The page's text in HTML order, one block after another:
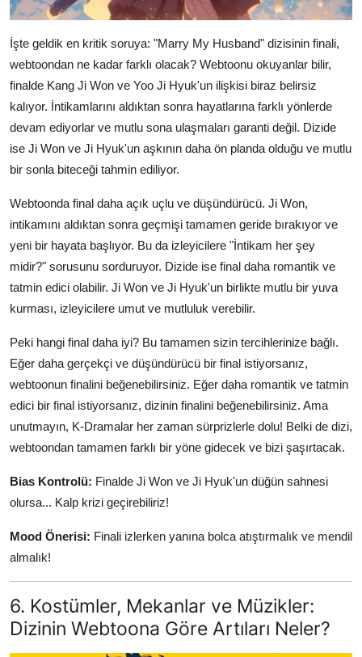
İşte geldik en kritik soruya: "Marry My Husband" dizisinin finali,
webtoondan ne kadar farklı olacak? Webtoonu okuyanlar bilir,
finalde Kang Ji Won ve Yoo Ji Hyuk'un ilişkisi biraz belirsiz
kalıyor. İntikamlarını aldıktan sonra hayatlarına farklı yönlerde
devam ediyorlar ve mutlu sona ulaşmaları garanti değil. Dizide
ise Ji Won ve Ji Hyuk'un aşkının daha ön planda olduğu ve mutlu
bir sonla biteceği tahmin ediliyor.
Webtoonda final daha açık uçlu ve düşündürücü. Ji Won,
intikamını aldıktan sonra geçmişi tamamen geride bırakıyor ve
yeni bir hayata başlıyor. Bu da izleyicilere "İntikam her şey
midir?" sorusunu sorduruyor. Dizide ise final daha romantik ve
tatmin edici olabilir. Ji Won ve Ji Hyuk'un birlikte mutlu bir yuva
kurması, izleyicilere umut ve mutluluk verebilir.
Peki hangi final daha iyi? Bu tamamen sizin tercihlerinize bağlı.
Eğer daha gerçekçi ve düşündürücü bir final istiyorsanız,
webtoonun finalini beğenebilirsiniz. Eğer daha romantik ve tatmin
edici bir final istiyorsanız, dizinin finalini beğenebilirsiniz. Ama
unutmayın, K-Dramalar her zaman sürprizlerle dolu! Belki de dizi,
webtoondan tamamen farklı bir yöne gidecek ve bizi şaşırtacak.
Bias Kontrolü: Finalde Ji Won ve Ji Hyuk'un düğün sahnesi
olursa... Kalp krizi geçirebiliriz!
Mood Önerisi: Finali izlerken yanına bolca atıştırmalık ve mendil
almalık!
6. Kostümler, Mekanlar ve Müzikler:
Dizinin Webtoona Göre Artıları Neler?